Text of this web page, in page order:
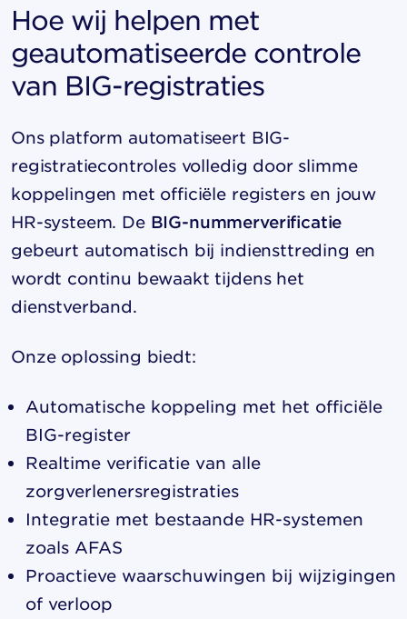
Hoe wij helpen met
geautomatiseerde controle
van BIG-registraties
Ons platform automatiseert BIG-
registratiecontroles volledig door slimme
koppelingen met officiële registers en jouw
HR-systeem. De BIG-nummerverificatie
gebeurt automatisch bij indiensttreding en
wordt continu bewaakt tijdens het
dienstverband.
Onze oplossing biedt:
Automatische koppeling met het officiële
BIG-register
Realtime verificatie van alle
zorgverlenersregistraties
Integratie met bestaande HR-systemen
zoals AFAS
Proactieve waarschuwingen bij wijzigingen
of verloop